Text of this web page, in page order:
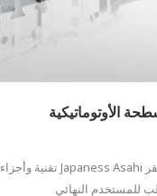
تقنية وأجزاء Japaness Asahi الأصلية ، وحياة عمل طويلة وتشغيل مستقر